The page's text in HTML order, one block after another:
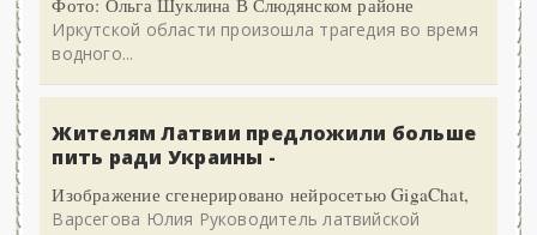
Фото: Ольга Шуклина В Слюдянском районе
Иркутской области произошла трагедия во время
водного...
Жителям Латвии предложили больше
пить ради Украины -
Изображение сгенерировано нейросетью GigaChat,
Варсегова Юлия Руководитель латвийской